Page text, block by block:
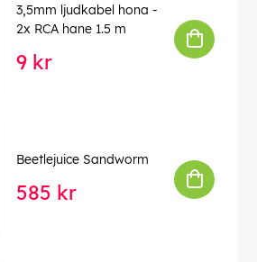
3,5mm ljudkabel hona -
2x RCA hane 1.5 m
9 kr
Beetlejuice Sandworm
585 kr